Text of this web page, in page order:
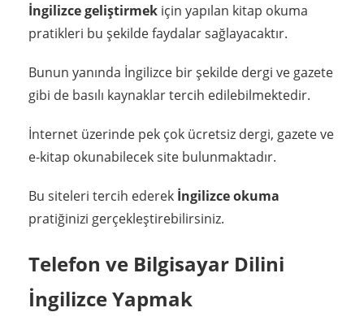
İngilizce geliştirmek için yapılan kitap okuma
pratikleri bu şekilde faydalar sağlayacaktır.
Bunun yanında İngilizce bir şekilde dergi ve gazete
gibi de basılı kaynaklar tercih edilebilmektedir.
İnternet üzerinde pek çok ücretsiz dergi, gazete ve
e-kitap okunabilecek site bulunmaktadır.
Bu siteleri tercih ederek İngilizce okuma
pratiğinizi gerçekleştirebilirsiniz.
Telefon ve Bilgisayar Dilini
İngilizce Yapmak